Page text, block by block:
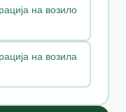
на возило
на возила